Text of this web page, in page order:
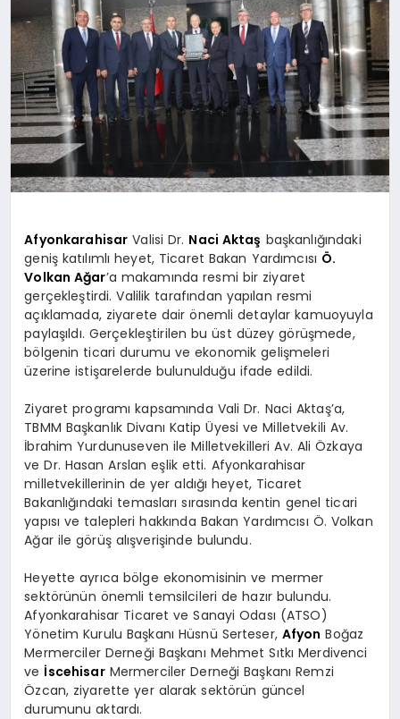
SIYASET
SPOR
YAŞAM
Afyonkarahisar Valisi Dr. Naci Aktaş başkanlığındaki
geniş katılımlı heyet, Ticaret Bakan Yardımcısı Ö.
Volkan Ağar’a makamında resmi bir ziyaret
gerçekleştirdi. Valilik tarafından yapılan resmi
açıklamada, ziyarete dair önemli detaylar kamuoyuyla
paylaşıldı. Gerçekleştirilen bu üst düzey görüşmede,
bölgenin ticari durumu ve ekonomik gelişmeleri
üzerine istişarelerde bulunulduğu ifade edildi.
Ziyaret programı kapsamında Vali Dr. Naci Aktaş’a,
TBMM Başkanlık Divanı Katip Üyesi ve Milletvekili Av.
İbrahim Yurdunuseven ile Milletvekilleri Av. Ali Özkaya
ve Dr. Hasan Arslan eşlik etti. Afyonkarahisar
milletvekillerinin de yer aldığı heyet, Ticaret
Bakanlığındaki temasları sırasında kentin genel ticari
yapısı ve talepleri hakkında Bakan Yardımcısı Ö. Volkan
Ağar ile görüş alışverişinde bulundu.
Heyette ayrıca bölge ekonomisinin ve mermer
sektörünün önemli temsilcileri de hazır bulundu.
Afyonkarahisar Ticaret ve Sanayi Odası (ATSO)
Yönetim Kurulu Başkanı Hüsnü Serteser, Afyon Boğaz
Mermerciler Derneği Başkanı Mehmet Sıtkı Merdivenci
ve İscehisarMermerciler Derneği Başkanı Remzi
Özcan, ziyarette yer alarak sektörün güncel
durumunu aktardı.